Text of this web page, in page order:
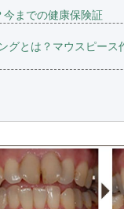
までの健康保険証
グとは？マウスピース